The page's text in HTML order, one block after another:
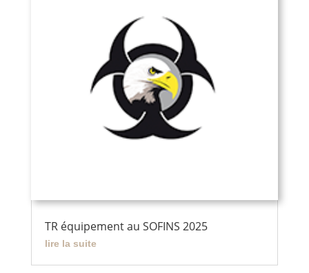
TR équipement au SOFINS 2025
lire la suite